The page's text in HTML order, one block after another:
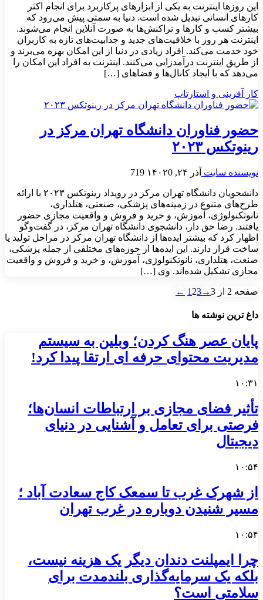
این روزها اینترنت به یکی از ابزارهای پرکاربرد برای انجام اکثر
کارهای انسانی تبدیل شده است. دنیا به سمتی پیش می‌رود که
بیشتر کسب و کارها و تراکنش‌ها به صورت آنلاین انجام می‌شوند.
اینترنت هر روز با خلاقیت‌های جدید و جذابیت‌های تازه به کاربران
خود خدمت می‌کند. افراد زیادی در دنیا از این امکان بهره می‌برند و
از طریق اینترنت درآمدزایی می‌کنند. اینترنت به افراد این امکان را
می‌دهد که با ایجاد کانال‌ها و فضاهای […]
کار آفرینی و استارتاپ
حضور فناوران دانشگاه تهران مرکز در
رینوتکس ۲۰۲۳
نویسنده سایت آذر ۲۴, ۱۴۰۲ 0
719
دانشجویان دانشگاه تهران مرکز در رویداد رینوتکس ۲۰۲۳ با ارائه
طرح‌های متنوع در زمینه‌های پزشکی، صنعتی، هتلداری،
نانوتکنولوژی، آموزش، و خرید و فروش و واقعیت مجازی حضور
یافتند. رضا حق دار، دانشجوی دانشگاه تهران مرکز، در گفت‌وگو
اظهار کرد که بیشتر ایده‌ها از دانشگاه تهران مرکز در مراحل تولید یا
ساخت قرار دارند. این ایده‌ها از حوزه‌های مختلفی از جمله پزشکی،
صنعت، هتلداری، نانوتکنولوژی، آموزش، و خرید و فروش و واقعیت
مجازی تشکیل شده‌اند. وی […]
صفحه 2 از 3 →
123
←
داغ ترین نوشته ها
پایان عصر هنگ کردن؛ وبلین به سیستم
مدیریت محتوای حرفه ای ارتقا پیدا کرد!
۱۰:۳۱
تأثیر فضای مجازی بر ارتباطات انسان‌ها؛
فرصتی برای تعامل و آشنایی در دنیای
دیجیتال
۱۰:۵۴
از شهرک غرب تا سمعک کاج سعادت آباد ؛
مسیر شنیدن دوباره در غرب تهران
۱۰:۵۴
چرا ایمپلنت دندان دیگر یک هزینه نیست،
بلکه یک سرمایه‌گذاری بلندمدت برای
سلامتی است؟